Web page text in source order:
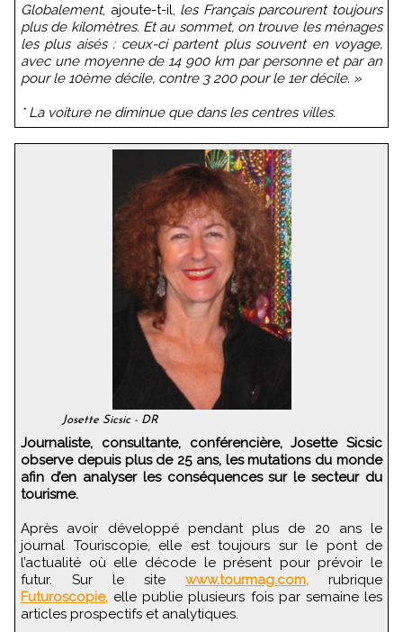
Globalement, ajoute-t-il, les Français parcourent toujours
plus de kilomètres. Et au sommet, on trouve les ménages
les plus aisés : ceux-ci partent plus souvent en voyage,
avec une moyenne de 14 900 km par personne et par an
pour le 10ème décile, contre 3 200 pour le 1er décile. »
* La voiture ne diminue que dans les centres villes.
Josette Sicsic - DR
Journaliste, consultante, conférencière, Josette Sicsic
observe depuis plus de 25 ans, les mutations du monde
afin d’en analyser les conséquences sur le secteur du
tourisme.
Après avoir développé pendant plus de 20 ans le
journal Touriscopie, elle est toujours sur le pont de
l’actualité où elle décode le présent pour prévoir le
futur. Sur le site www.tourmag.com, rubrique
Futuroscopie, elle publie plusieurs fois par semaine les
articles prospectifs et analytiques.